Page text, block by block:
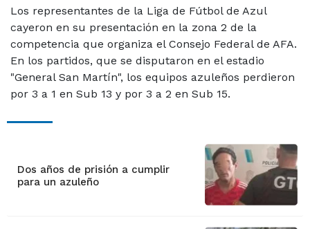
Los representantes de la Liga de Fútbol de Azul
cayeron en su presentación en la zona 2 de la
competencia que organiza el Consejo Federal de AFA.
En los partidos, que se disputaron en el estadio
"General San Martín", los equipos azuleños perdieron
por 3 a 1 en Sub 13 y por 3 a 2 en Sub 15.
Dos años de prisión a cumplir
para un azuleño